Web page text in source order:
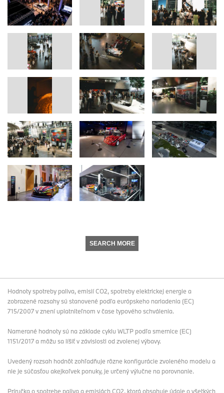
SEARCH MORE
Hodnoty spotreby paliva, emisií CO2, spotreby elektrickej energie a
zobrazené rozsahy sú stanovené podľa európskeho nariadenia (EC)
715/2007 v znení uplatniteľnom v čase typového schválenia.
Namerané hodnoty sú na základe cyklu WLTP podľa smernice (EC)
1151/2017 a môžu sa líšiť v závislosti od zvolenej výbavy.
Uvedený rozsah hodnôt zohľadňuje rôzne konfigurácie zvoleného modelu a
nie je súčasťou akejkoľvek ponuky, je určený výlučne na porovnanie.
Príručka o spotrebe paliva a emisiách CO2, ktorá obsahuje údaje o všetkých